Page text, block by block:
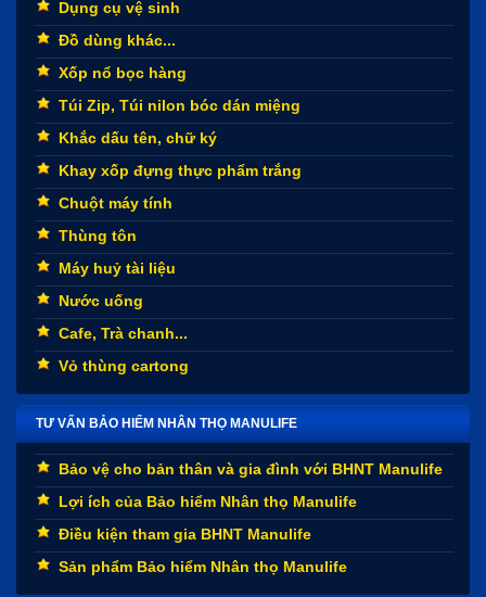
Dụng cụ vệ sinh
Đồ dùng khác...
Xốp nổ bọc hàng
Túi Zip, Túi nilon bóc dán miệng
Khắc dấu tên, chữ ký
Khay xốp đựng thực phẩm trắng
Chuột máy tính
Thùng tôn
Máy huỷ tài liệu
Nước uống
Cafe, Trà chanh...
Vỏ thùng cartong
TƯ VẤN BẢO HIỂM NHÂN THỌ MANULIFE
Bảo vệ cho bản thân và gia đình với BHNT Manulife
Lợi ích của Bảo hiểm Nhân thọ Manulife
Điều kiện tham gia BHNT Manulife
Sản phẩm Bảo hiểm Nhân thọ Manulife